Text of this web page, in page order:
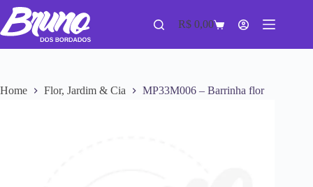
R$ 0,00
Home Flor, Jardim & Cia MP33M006 – Barrinha flor